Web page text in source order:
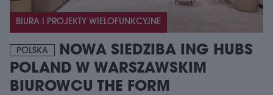
BIURA I PROJEKTY WIELOFUNKCYJNE
POLSKA
NOWA SIEDZIBA ING HUBS
POLAND W WARSZAWSKIM
BIUROWCU THE FORM